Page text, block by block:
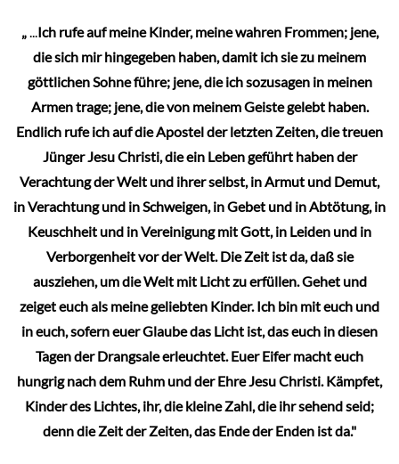
auf
der
Produktseite
gewählt
werden
„...Ich rufe auf meine Kinder, meine wahren Frommen; jene,
die sich mir hingegeben haben, damit ich sie zu meinem
göttlichen Sohne führe; jene, die ich sozusagen in meinen
Armen trage; jene, die von meinem Geiste gelebt haben.
Endlich rufe ich auf die Apostel der letzten Zeiten, die treuen
Jünger Jesu Christi, die ein Leben geführt haben der
Verachtung der Welt und ihrer selbst, in Armut und Demut,
in Verachtung und in Schweigen, in Gebet und in Abtötung, in
Keuschheit und in Vereinigung mit Gott, in Leiden und in
Verborgenheit vor der Welt. Die Zeit ist da, daß sie
ausziehen, um die Welt mit Licht zu erfüllen. Gehet und
zeiget euch als meine geliebten Kinder. Ich bin mit euch und
in euch, sofern euer Glaube das Licht ist, das euch in diesen
Tagen der Drangsale erleuchtet. Euer Eifer macht euch
hungrig nach dem Ruhm und der Ehre Jesu Christi. Kämpfet,
Kinder des Lichtes, ihr, die kleine Zahl, die ihr sehend seid;
denn die Zeit der Zeiten, das Ende der Enden ist da."